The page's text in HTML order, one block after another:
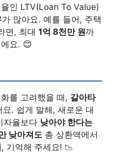
인 LTV(Loan To Value)
가 많아요. 예를 들어, 주택
면, 최대 1억 8천만 원까
요. 😊
를 고려했을 때, 갈아타
요. 쉽게 말해, 새로운 대
자율보다 낮아야 한다는
낮아져도 총 상환액에서
, 기억해 주세요! 📉